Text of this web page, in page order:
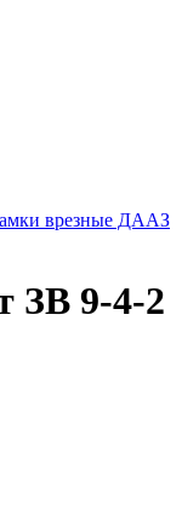
врезные ДААЗ
ЗВ 9-4-2